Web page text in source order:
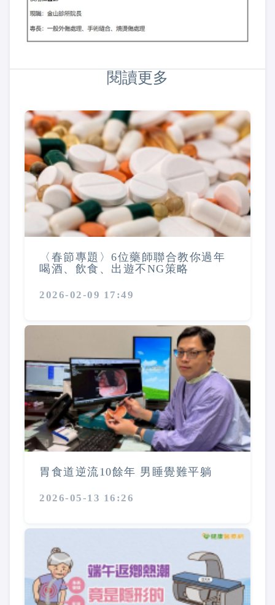
閱讀更多
〈春節專題〉6位藥師聯合教你過年
喝酒、飲食、出遊不NG策略
2026-02-09 17:49
胃食道逆流10餘年 男睡覺難平躺
2026-05-13 16:26